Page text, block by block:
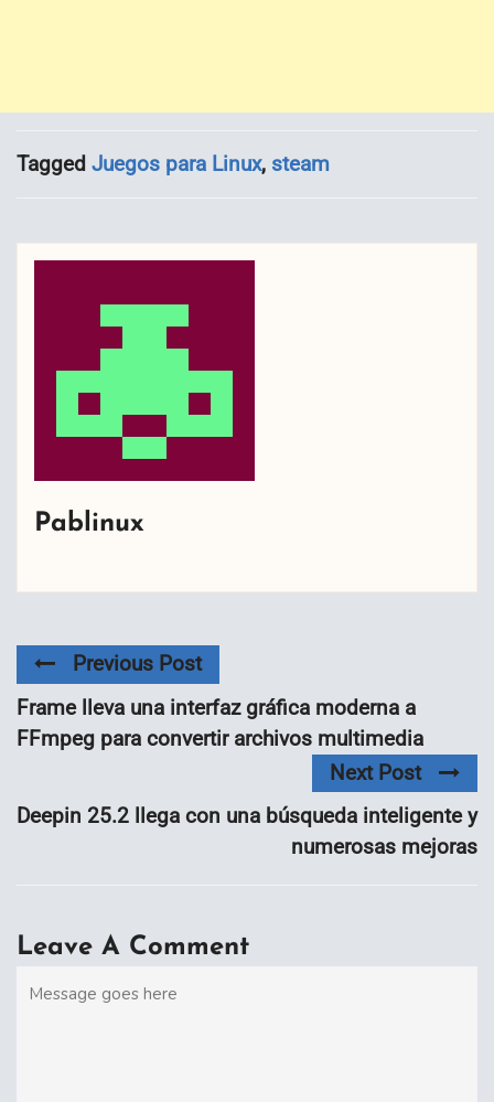
Tagged Juegos para Linux, steam
Pablinux
Previous Post
Frame lleva una interfaz gráfica moderna a
FFmpeg para convertir archivos multimedia
Next Post
Deepin 25.2 llega con una búsqueda inteligente y
numerosas mejoras
Leave A Comment